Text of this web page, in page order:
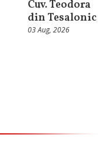
Cuv. Teodora
din Tesalonic
03 Aug, 2026